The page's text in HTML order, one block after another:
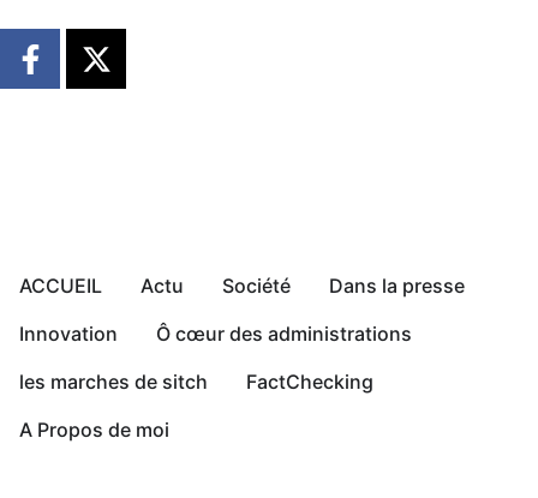
ACCUEIL Actu Société
Dans la presse
Innovation
Ô cœur des administrations
les marches de sitch
FactChecking
A Propos de moi